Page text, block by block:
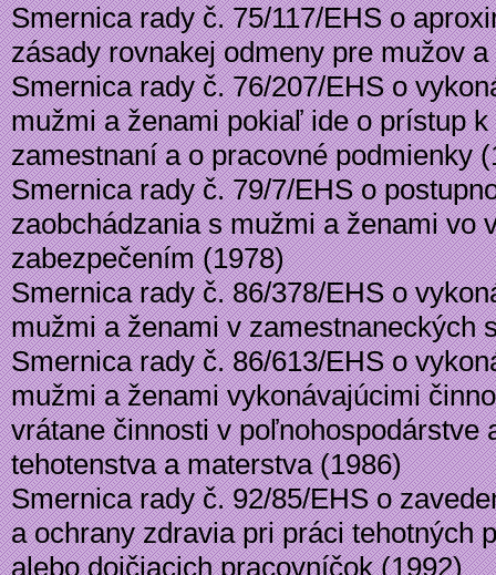
Smernica rady č. 75/117/EHS o
zásady rovnakej odmeny pre mužov
Smernica rady č. 76/207/EHS o
mužmi a ženami pokiaľ ide o prístup
zamestnaní a o pracovné podmienky
Smernica rady č. 79/7/EHS o
zaobchádzania s mužmi a ženami vo
zabezpečením (1978)
Smernica rady č. 86/378/EHS o
mužmi a ženami v zamestnaneckých
Smernica rady č. 86/613/EHS o
mužmi a ženami vykonávajúcimi
vrátane činnosti v poľnohospodárstve
tehotenstva a materstva (1986)
Smernica rady č. 92/85/EHS o
a ochrany zdravia pri práci tehotných
alebo dojčiacich pracovníčok (1992)